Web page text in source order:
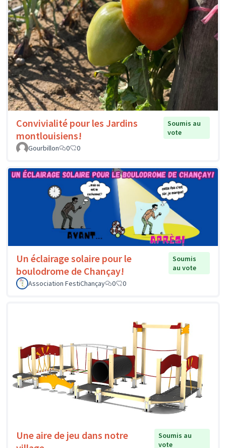
Convivialité pour les Jardins
montlouisiens!
Soumis au
vote
Gourbillon
0 0
Un éclairage solaire pour le
boulodrome de Chançay!
Soumis
au vote
Association FestiChançay
0 0
Une aire de jeu dans notre
Soumis au
vote